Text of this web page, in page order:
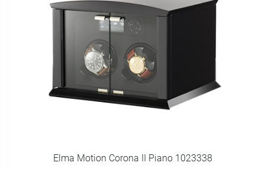
Elma Motion Corona II Piano 1023338